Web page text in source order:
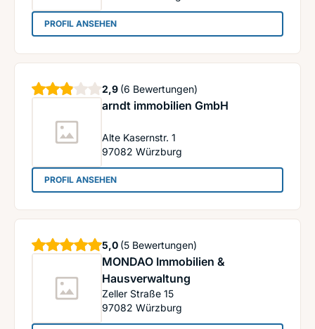
PROFIL ANSEHEN: Deutsche Bank Immobilien Leonard
arndt immobilien GmbH
Alte Kasernstr. 1
97082 Würzburg
2,9 Sterne
(6 Bewertungen)
PROFIL ANSEHEN: arndt immobilien GmbH
MONDAO Immobilien &
Hausverwaltung
Zeller Straße 15
97082 Würzburg
5,0 Sterne
(5 Bewertungen)